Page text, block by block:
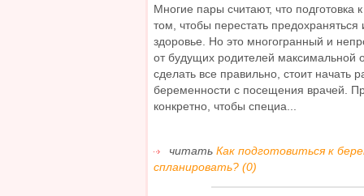
Многие пары считают, что подготовка
том, чтобы перестать
здоровье. Но это многогранный и
от будущих родителей максимальной
сделать все правильно, стоит начать
беременности с посещения врачей.
конкретно, чтобы специа...
читать Как подготовиться к
спланировать? (0)